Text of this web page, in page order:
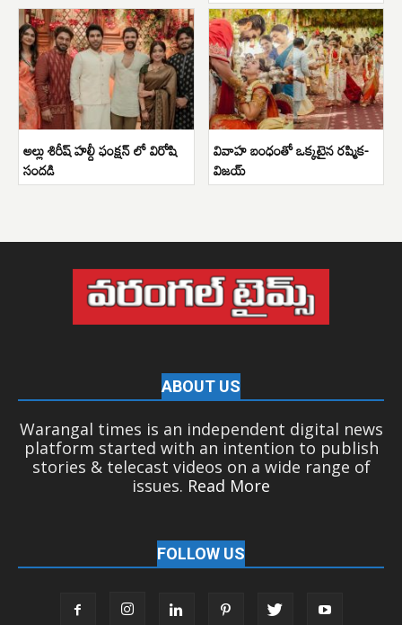
అల్లు శిరీష్ హల్దీ ఫంక్షన్ లో విరోషి
సందడి
వివాహ బంధంతో ఒక్కటైన రష్మిక-
విజయ్
ABOUT US
Warangal times is an independent digital news
platform started with an intention to publish
stories & telecast videos on a wide range of
issues. Read More
FOLLOW US